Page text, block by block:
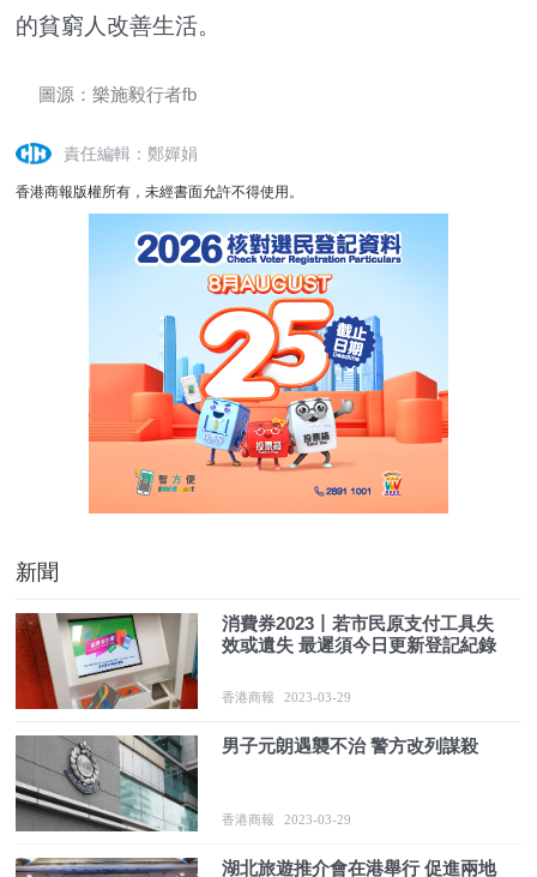
的貧窮人改善生活。
圖源：樂施毅行者fb
責任編輯：鄭嬋娟
香港商報版權所有，未經書面允許不得使用。
新聞
消費券2023丨若市民原支付工具失
效或遺失 最遲須今日更新登記紀錄
香港商報 2023-03-29
男子元朗遇襲不治 警方改列謀殺
香港商報 2023-03-29
湖北旅遊推介會在港舉行 促進兩地